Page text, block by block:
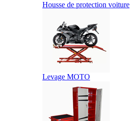
Housse de protection voiture
Levage MOTO